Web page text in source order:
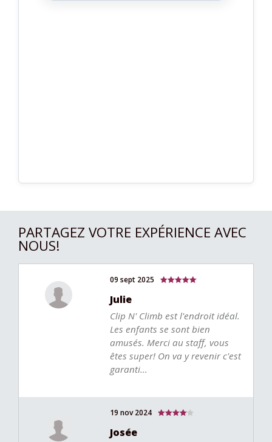
PARTAGEZ VOTRE EXPÉRIENCE AVEC
NOUS!
09 sept 2025
Julie
Clip N' Climb est l'endroit idéal.
Les enfants se sont bien
amusés. Merci au staff, vous
êtes super! On va y revenir c'est
garanti...
19 nov 2024
Josée